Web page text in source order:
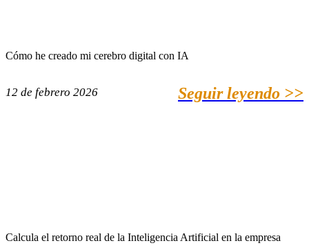
Cómo he creado mi cerebro digital con IA
12 de febrero 2026 Seguir leyendo >>
Calcula el retorno real de la Inteligencia Artificial en la empresa